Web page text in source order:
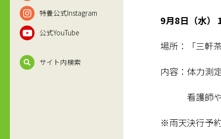
特養公式Instagram
公式YouTube
サイト内検索
9月8日（水）
場所：「三軒
内容：体力測
看護師や民
※雨天決行予